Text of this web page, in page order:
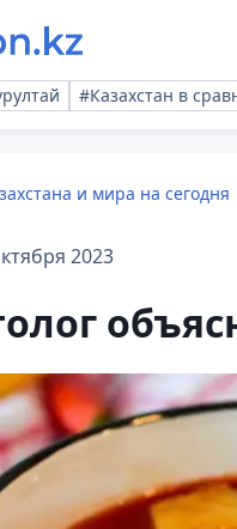
#Казахстан в
и мира на сегодня
2023